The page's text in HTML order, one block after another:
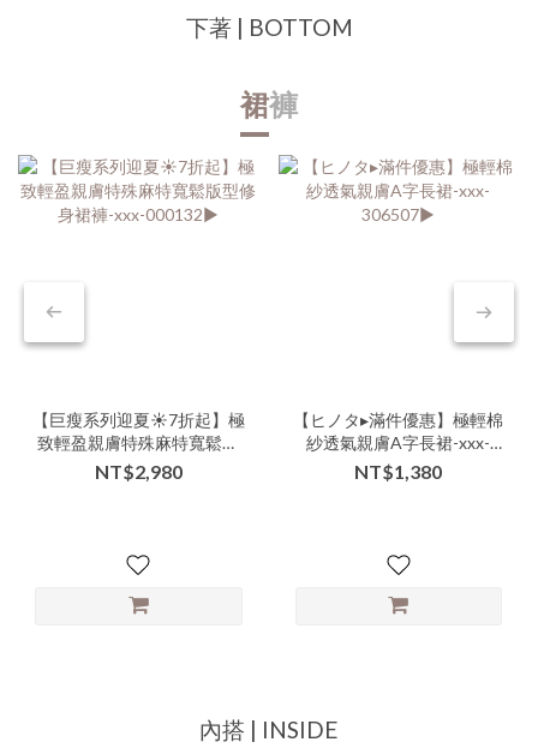
下著 | BOTTOM
裙褲
【巨瘦系列迎夏☀️7折起】極
致輕盈親膚特殊麻特寬鬆版
型修身裙褲-xxx-000132▶
NT$2,980
【ヒノタ▸滿件優惠】極輕棉
紗透氣親膚A字長裙-xxx-
306507▶
NT$1,380
內搭 | INSIDE